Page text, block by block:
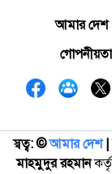
আমার দেশ
স্বত্ব: ©️আমার দেশ|
মাহমুদুর রহমান